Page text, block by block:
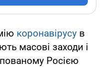
коронавірусу в
масові заходи і
Росією